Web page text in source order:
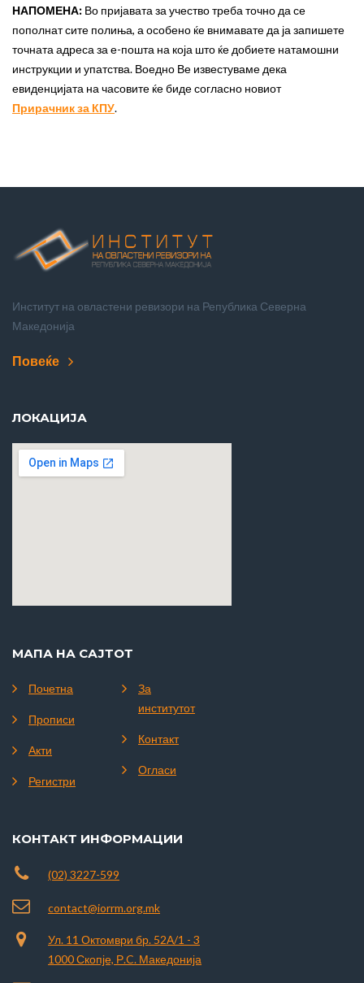
НАПОМЕНА: Во пријавата за учество треба точно да се
пополнат сите полиња, а особено ќе внимавате да ја запишете
точната адреса за е-пошта на која што ќе добиете натамошни
инструкции и упатства. Воедно Ве известуваме дека
евиденцијата на часовите ќе биде согласно новиот
Прирачник за КПУ.
Институт на овластени ревизори на Република Северна
Македонија
Повеќе
ЛОКАЦИЈА
МАПА НА САЈТОТ
Почетна
Прописи
Акти
Регистри
За
институтот
Контакт
Огласи
КОНТАКТ ИНФОРМАЦИИ
(02) 3227-599
contact@iorrm.org.mk
Ул. 11 Октомври бр. 52А/1 - 3
1000 Скопје, Р.C. Македонија